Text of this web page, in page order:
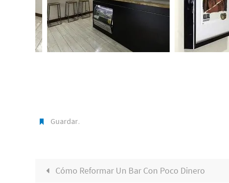
Guardar.
Cómo Reformar Un Bar Con Poco Dinero